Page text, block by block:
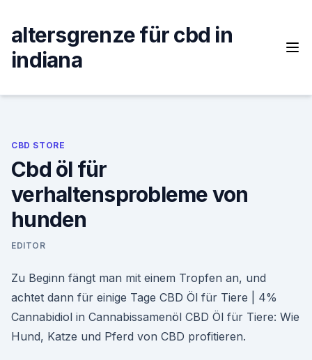
content
altersgrenze für cbd in
indiana
CBD STORE
Cbd öl für
verhaltensprobleme von
hunden
EDITOR
Zu Beginn fängt man mit einem Tropfen an, und
achtet dann für einige Tage CBD Öl für Tiere | 4%
Cannabidiol in Cannabissamenöl CBD Öl für Tiere: Wie
Hund, Katze und Pferd von CBD profitieren.